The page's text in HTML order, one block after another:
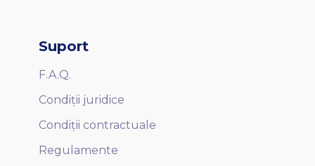
Suport
F.A.Q.
Condiții juridice
Condiții contractuale
Regulamente